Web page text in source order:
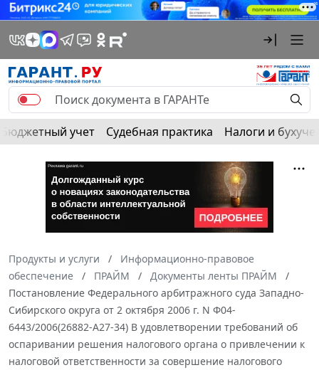
Бюджетный учет Судебная практика Налоги и
Продукты и услуги
Информационно-правовое
обеспечение
ПРАЙМ
Документы ленты ПРАЙМ
Постановление Федерального арбитражного суда Западно-
Сибирского округа от 2 октября 2006 г. N Ф04-
6443/2006(26882-А27-34) В удовлетворении требований об
оспаривании решения налогового органа о привлечении к
налоговой ответственности за совершение налогового